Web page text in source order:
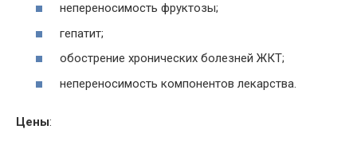
непереносимость фруктозы;
гепатит;
обострение хронических болезней ЖКТ;
непереносимость компонентов лекарства.
Цены: